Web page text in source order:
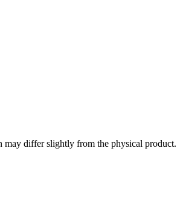
may differ slightly from the physical product.